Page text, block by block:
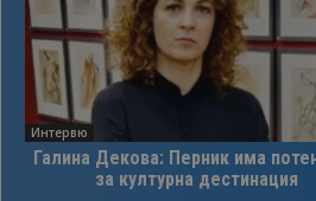
Интервю
Галина Декова: Перник има
за културна дестинация
is_visitor_unique